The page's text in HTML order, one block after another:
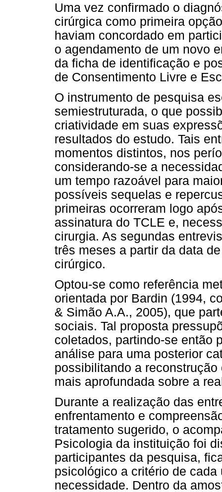
Uma vez confirmado o
cirúrgica como primeira
haviam concordado em
o agendamento de um novo
da ficha de identificação e
de Consentimento Livre e
O instrumento de pesquisa
semiestruturada, o que
criatividade em suas
resultados do estudo. Tais
momentos distintos, nos
considerando-se a
um tempo razoável para
possíveis sequelas e
primeiras ocorreram logo
assinatura do TCLE e,
cirurgia. As segundas
três meses a partir da data
cirúrgico.
Optou-se como referência
orientada por Bardin (1994,
& Simão A.A., 2005), que
sociais. Tal proposta
coletados, partindo-se então
análise para uma posterior
possibilitando a
mais aprofundada sobre a
Durante a realização das
enfrentamento e
tratamento sugerido, o
Psicologia da instituição foi
participantes da pesquisa,
psicológico a critério de
necessidade. Dentro da